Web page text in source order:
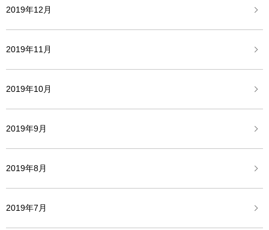
2019年12月
2019年11月
2019年10月
2019年9月
2019年8月
2019年7月